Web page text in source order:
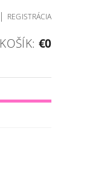
| REGISTRÁCIA
KOŠÍK: €0